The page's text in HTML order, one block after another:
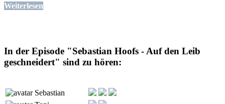
Weiterlesen
In der Episode "Sebastian Hoofs - Auf den Leib
geschneidert" sind zu hören:
Sebastian